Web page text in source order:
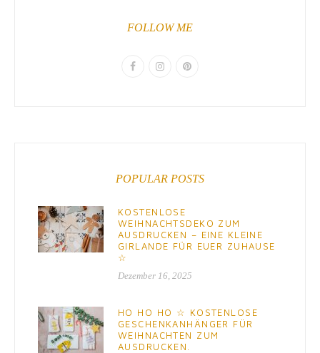
FOLLOW ME
POPULAR POSTS
KOSTENLOSE
WEIHNACHTSDEKO ZUM
AUSDRUCKEN – EINE KLEINE
GIRLANDE FÜR EUER ZUHAUSE
☆
Dezember 16, 2025
HO HO HO ☆ KOSTENLOSE
GESCHENKANHÄNGER FÜR
WEIHNACHTEN ZUM
AUSDRUCKEN.